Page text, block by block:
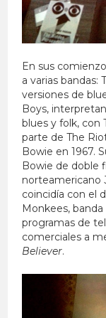
En sus
a varias bandas:
versiones de
Boys,
blues y folk, con
parte de The
Bowie en 1967.
Bowie de doble
norteamericano
coincidía con el
Monkees,
programas de
comerciales a
Believer.